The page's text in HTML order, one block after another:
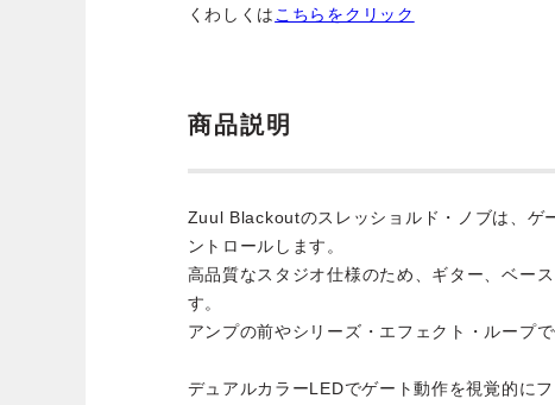
くわしくは こちらをクリック
商品説明
Zuul Blackoutのスレッショルド・ノブは、ゲ
ントロールします。
高品質なスタジオ仕様のため、ギター、ベー
す。
アンプの前やシリーズ・エフェクト・ループで
デュアルカラーLEDでゲート動作を視覚的に